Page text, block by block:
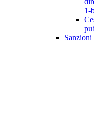
1-
Sanzioni